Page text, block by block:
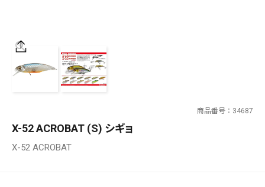
価格 ¥
商品番号 34687
X-52 ACROBAT (S) シギョ
X-52 ACROBAT